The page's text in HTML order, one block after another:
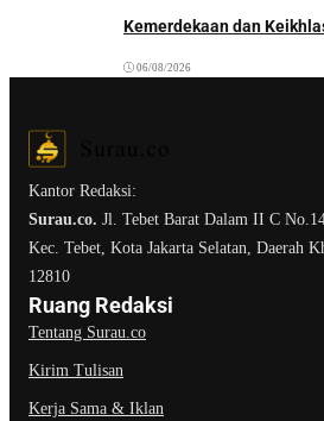
Kemerdekaan dan
06/08/2026
Kantor Redaksi:
Surau.co. Jl. Tebet Barat Dalam II C
Kec. Tebet, Kota Jakarta Selatan, Daerah
12810
Ruang Redaksi
Tentang Surau.co
Kirim Tulisan
Kerja Sama & Iklan